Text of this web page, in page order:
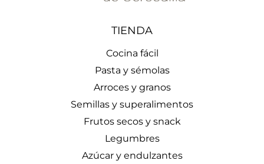
TIENDA
Cocina fácil
Pasta y sémolas
Arroces y granos
Semillas y superalimentos
Frutos secos y snack
Legumbres
Azúcar y endulzantes